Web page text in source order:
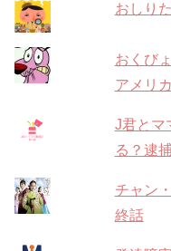
おしり
おくび
アメリカ
J君と
る？逮
チャン
終話